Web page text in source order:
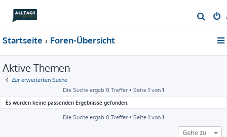
u
Startseite Foren-Übersicht
Aktive Themen
Zur erweiterten Suche
Die Suche ergab 0 Treffer • Seite 1 von 1
Es wurden keine passenden Ergebnisse gefunden.
Die Suche ergab 0 Treffer • Seite 1 von 1
Gehe zu